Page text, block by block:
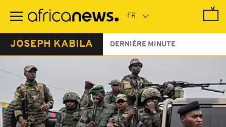
contenu
JOSEPH KABILA DERNIÈRE MINUTE